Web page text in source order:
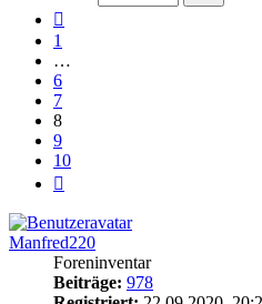
1
…
6
7
8
9
10
Manfred220
Foreninventar
Beiträge: 978